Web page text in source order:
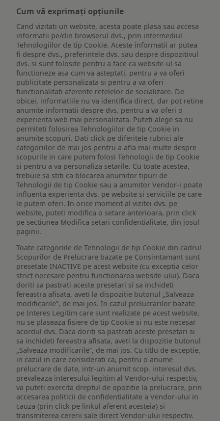
Cum vă exprimați opțiunile
Cand vizitati un website, acesta poate plasa sau accesa
informatii pe/din browserul dvs., prin intermediul
Tehnologiilor de tip Cookie. Aceste informatii ar putea
fi despre dvs., preferintele dvs. sau despre dispozitivul
dvs. si sunt folosite pentru a face ca website-ul sa
functioneze asa cum va asteptati, pentru a va oferi
publicitate personalizata si pentru a va oferi
functionalitati aferente retelelor de socializare. De
obicei, informatiile nu va identifica direct, dar pot retine
anumite informatii despre dvs. pentru a va oferi o
experienta web mai personalizata. Puteti alege sa nu
permiteti folosirea Tehnologiilor de tip Cookie in
anumite scopuri. Dati click pe diferitele rubrici ale
categoriilor de mai jos pentru a afla mai multe despre
scopurile in care putem folosi Tehnologii de tip Cookie
si pentru a va personaliza setarile. Cu toate acestea,
trebuie sa stiti ca blocarea anumitor tipuri de
Tehnologii de tip Cookie sau a anumitor Vendor-i poate
influenta experienta dvs. pe website si serviciile pe care
le putem oferi. In orice moment al vizitei dvs. pe
website, puteti modifica o setare anterioara, prin click
pe sectiunea Modifica setari confidentialitate, din josul
paginii.
Toate categoriile de Tehnologii de tip Cookie din cadrul
Scopurilor de Prelucrare bazate pe Consimtamant sunt
presetate INACTIVE pe acest website (cu exceptia celor
strict necesare pentru functionarea website-ului). Daca
doriti sa pastrati aceste presetari si sa inchideti
fereastra afisata, aveti la dispozitie butonul „Salveaza
modificarile”, de mai jos. In cazul prelucrarilor bazate
pe Interes Legitim care sunt realizate pe acest website,
nu se plaseaza fisiere de tip Cookie si nu este necesar
acordul dvs. Daca doriti sa pastrati aceste presetari si
sa inchideti fereastra afisata, aveti la dispozitie butonul
„Salveaza modificarile”, de mai jos. Cu titlu de exceptie,
in cazul in care considerati ca, pentru o anume
prelucrare de date, intr-un anumit scop, interesul dvs.
prevaleaza interesului legitim al Vendor-ului respectiv,
va puteti exercita dreptul de opozitie la prelucrare, prin
accesarea politicii de confidentialitate a Vendor-ului in
cauza (prin click pe linkul aferent acesteia) si
transmiterea cererii sale direct Vendor-ului respectiv.